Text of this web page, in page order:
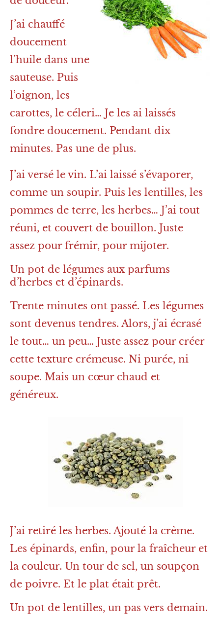
J’ai chauffé
doucement
l’huile dans une
sauteuse. Puis
l’oignon, les
carottes, le céleri… Je les ai laissés
fondre doucement. Pendant dix
minutes. Pas une de plus.
J’ai versé le vin. L’ai laissé s’évaporer,
comme un soupir. Puis les lentilles, les
pommes de terre, les herbes… J’ai tout
réuni, et couvert de bouillon. Juste
assez pour frémir, pour mijoter.
Un pot de légumes aux parfums
d’herbes et d’épinards.
Trente minutes ont passé. Les légumes
sont devenus tendres. Alors, j’ai écrasé
le tout… un peu… Juste assez pour créer
cette texture crémeuse. Ni purée, ni
soupe. Mais un cœur chaud et
généreux.
J’ai retiré les herbes. Ajouté la crème.
Les épinards, enfin, pour la fraîcheur et
la couleur. Un tour de sel, un soupçon
de poivre. Et le plat était prêt.
Un pot de lentilles, un pas vers demain.